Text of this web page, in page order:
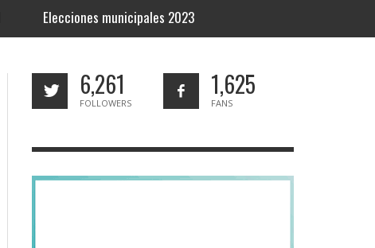
Elecciones municipales 2023
6,261
FOLLOWERS
1,625
FANS